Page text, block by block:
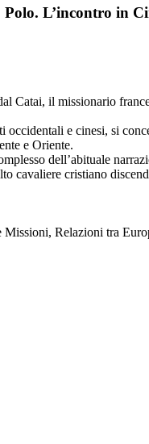
L’incontro in
Catai, il missionario
e cinesi, si
e Oriente.
dell’abituale
cavaliere cristiano
Relazioni tra